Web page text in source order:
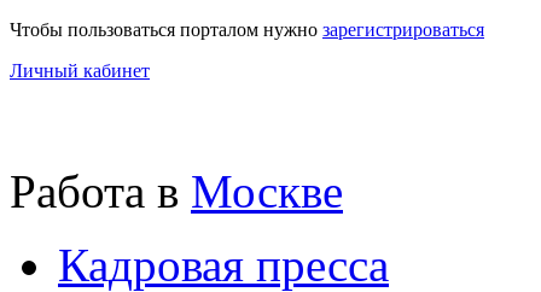
Чтобы пользоваться порталом нужно зарегистрироваться
Личный кабинет
Работа в Москве
Кадровая пресса